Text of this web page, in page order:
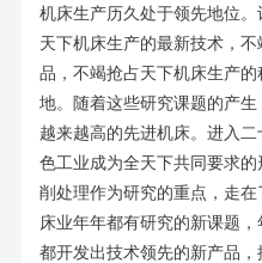
机床生产历久处于领先地位
天下机床生产的最新技术，
品，不竭抢占天下机床生产
地。随着这些研究课题的产
越来越高的先进机床。进入
色工业成为全天下共同要求
削处理作为研究的重点，走
床业年年都有研究的新课题
都开发出技术领先的新产品，